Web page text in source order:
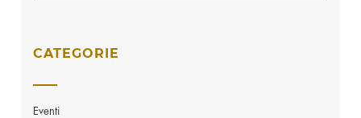
CATEGORIE
Eventi